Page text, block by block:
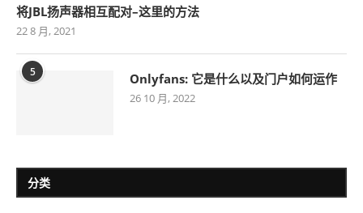
将JBL扬声器相互配对–这里的方法
22 8 月, 2021
5 Onlyfans: 它是什么以及门户如何运作
26 10 月, 2022
分类